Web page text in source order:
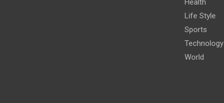
Health
Life Style
Sports
Technology
World